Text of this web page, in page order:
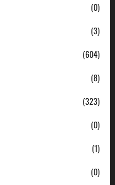
(0)
(3)
(604)
(8)
(323)
(0)
(1)
(0)